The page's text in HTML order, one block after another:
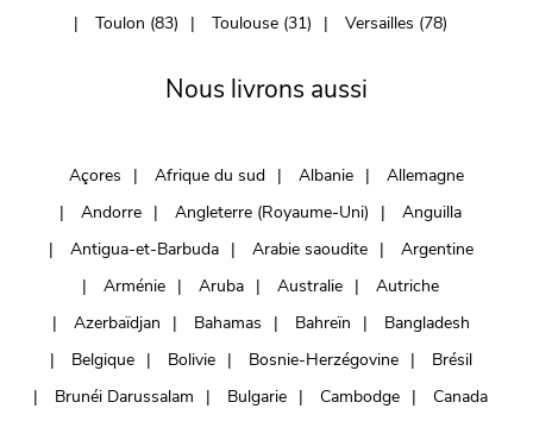
Toulon (83)
Toulouse (31) Versailles (78)
Nous livrons aussi
Açores Afrique du sud Albanie
Allemagne
Andorre
Angleterre (Royaume-Uni)
Anguilla
Antigua-et-Barbuda
Arabie saoudite
Argentine
Arménie
Aruba Australie
Autriche
Azerbaïdjan
Bahamas Bahreïn
Bangladesh
Belgique
Bolivie Bosnie-Herzégovine
Brésil
Brunéi Darussalam
Bulgarie Cambodge
Canada